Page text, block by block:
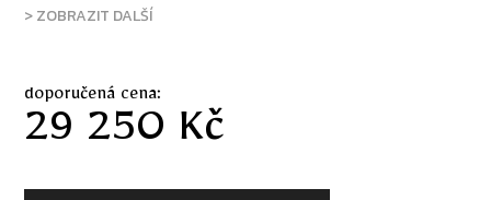
> ZOBRAZIT DALŠÍ
doporučená cena:
29 250 Kč